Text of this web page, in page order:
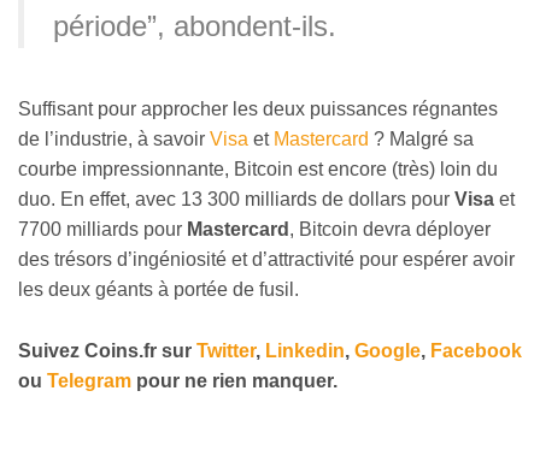
période”, abondent-ils.
Suffisant pour approcher les deux puissances régnantes
de l’industrie, à savoir Visa et Mastercard ? Malgré sa
courbe impressionnante, Bitcoin est encore (très) loin du
duo. En effet, avec 13 300 milliards de dollars pour Visa et
7700 milliards pour Mastercard , Bitcoin devra déployer
des trésors d’ingéniosité et d’attractivité pour espérer avoir
les deux géants à portée de fusil.
Suivez Coins.fr sur Twitter, Linkedin, Google, Facebook
ou Telegram pour ne rien manquer.